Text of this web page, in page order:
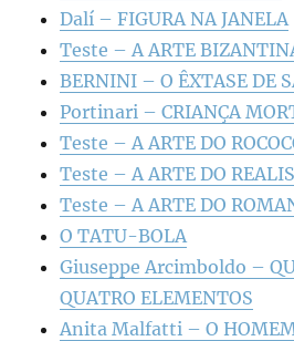
Dalí – FIGURA NA JANELA
Teste – A ARTE
BERNINI – O ÊXTASE DE
Portinari – CRIANÇA
Teste – A ARTE DO
Teste – A ARTE DO
Teste – A ARTE DO
O TATU-BOLA
Giuseppe Arcimboldo –
QUATRO ELEMENTOS
Anita Malfatti – O